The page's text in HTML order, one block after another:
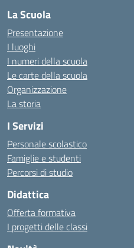
La Scuola
Presentazione
I luoghi
I numeri della scuola
Le carte della scuola
Organizzazione
La storia
I Servizi
Personale scolastico
Famiglie e studenti
Percorsi di studio
Didattica
Offerta formativa
I progetti delle classi